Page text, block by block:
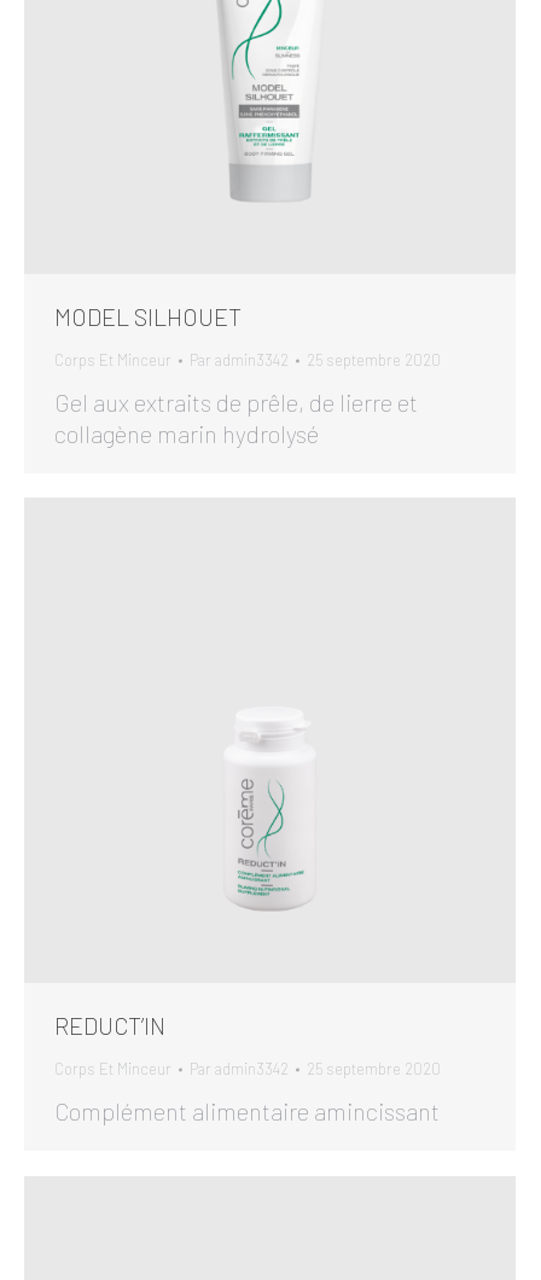
MODEL SILHOUET
Corps Et Minceur Par admin3342 25 septembre 2020
Gel aux extraits de prêle, de lierre et
collagène marin hydrolysé
REDUCT’IN
Corps Et Minceur Par admin3342 25 septembre 2020
Complément alimentaire amincissant